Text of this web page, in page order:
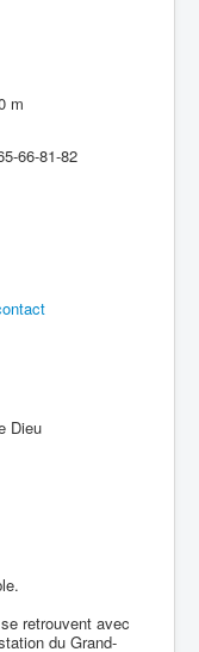
m
66-81-82
Dieu
retrouvent avec
du Grand-